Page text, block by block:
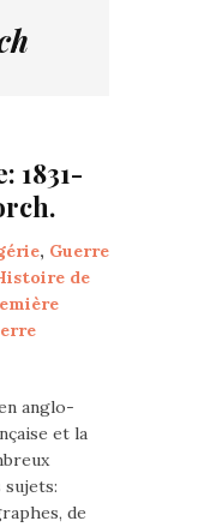
1831-
, Guerre
de
anglo-
et la
de